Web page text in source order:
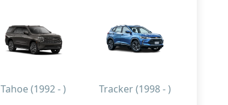
Tahoe (1992 - ) Tracker (1998 - )